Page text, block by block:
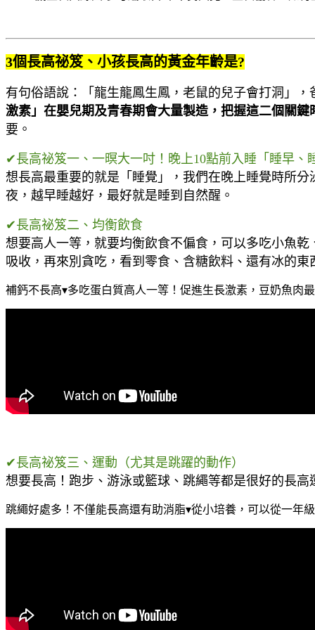
3個長高祕笈、小孩長高的黃金年齡是?
有句俗語說：「龍生龍鳳生鳳，老鼠的兒子會打洞」
激素」在嬰兒期及青春期會大量製造，把握這二個關鍵
要。
✔長高祕笈一、一暝大一吋！晚上10點前入睡「睡早、
想長高最重要的就是「睡覺」，我們在晚上睡覺時所
夜，越早睡越好，最好就是睡到自然醒。
✔長高祕笈二、均衡飲食
想要高人一等，就要均衡飲食不偏食，可以多吃小魚
吸收，再來別貪吃，看到零食、含糖飲料、還有冰的
補鈣不長高▾多吃蛋白質高人一等！促進生長激素，豆奶魚肉
✔長高祕笈三、運動（尤其是跳躍的動作）
想要長高！跑步、游泳或籃球、跳繩等都是很好的長
跳繩好處多！不僅能長高還有助消脂▾從小培養，可以從一年